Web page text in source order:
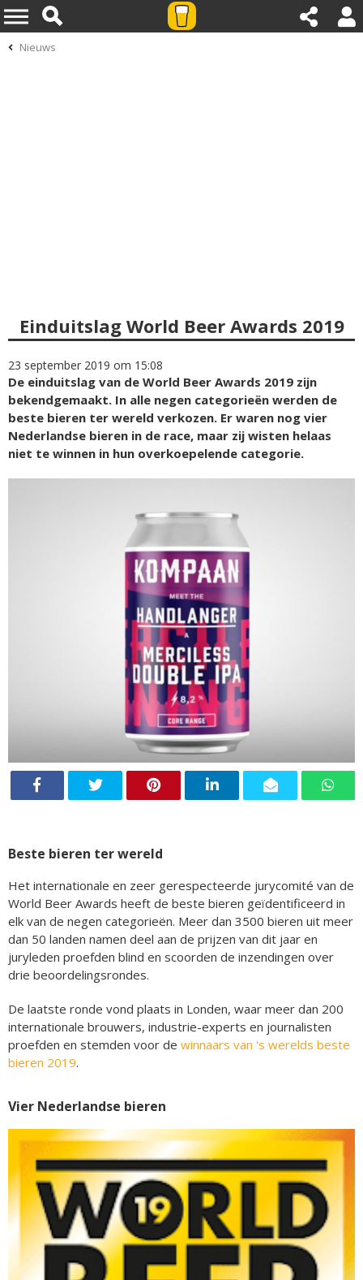
Nieuws
Einduitslag World Beer Awards 2019
23 september 2019 om 15:08
De einduitslag van de World Beer Awards 2019 zijn
bekendgemaakt. In alle negen categorieën werden de
beste bieren ter wereld verkozen. Er waren nog vier
Nederlandse bieren in de race, maar zij wisten helaas
niet te winnen in hun overkoepelende categorie.
Beste bieren ter wereld
Het internationale en zeer gerespecteerde jurycomité van de
World Beer Awards heeft de beste bieren geïdentificeerd in
elk van de negen categorieën. Meer dan 3500 bieren uit meer
dan 50 landen namen deel aan de prijzen van dit jaar en
juryleden proefden blind en scoorden de inzendingen over
drie beoordelingsrondes.
De laatste ronde vond plaats in Londen, waar meer dan 200
internationale brouwers, industrie-experts en journalisten
proefden en stemden voor de winnaars van 's werelds beste
bieren 2019.
Vier Nederlandse bieren